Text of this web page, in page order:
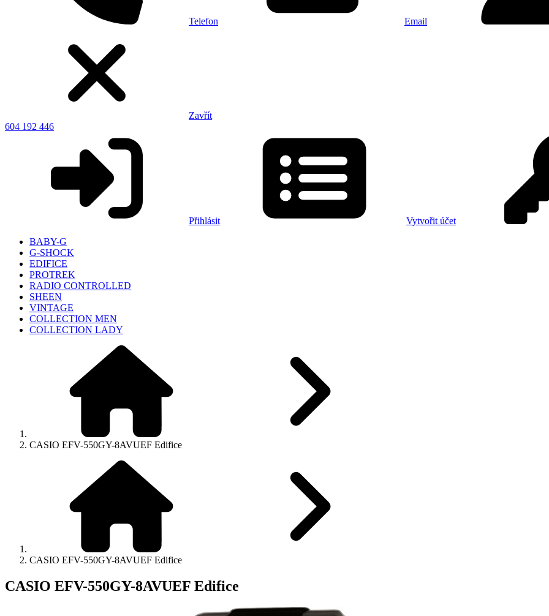
Telefon Email
Zavřít
604 192 446
Přihlásit
Vytvořit účet
BABY-G
G-SHOCK
EDIFICE
PROTREK
RADIO CONTROLLED
SHEEN
VINTAGE
COLLECTION MEN
COLLECTION LADY
CASIO EFV-550GY-8AVUEF Edifice
CASIO EFV-550GY-8AVUEF Edifice
CASIO EFV-550GY-8AVUEF Edifice